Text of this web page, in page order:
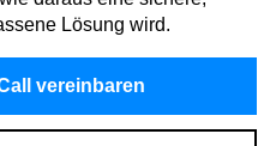
Lösung wird.
vereinbaren